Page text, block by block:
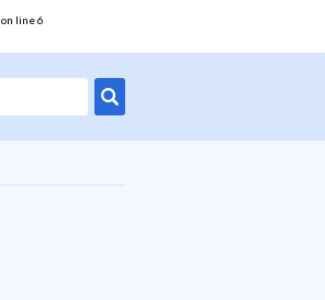
on line6